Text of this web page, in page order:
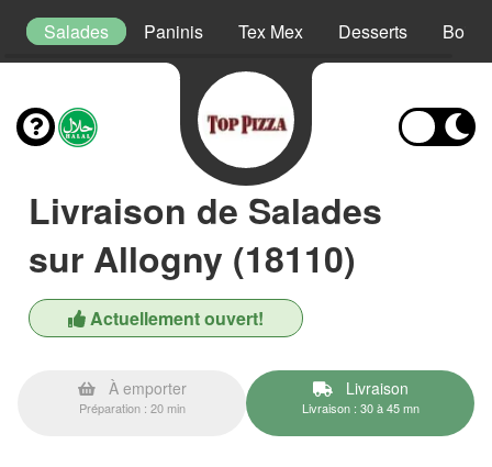
Salades Paninis Tex Mex Desserts
Livraison de Salades
sur Allogny (18110)
Actuellement ouvert!
À emporter
Préparation : 20 min
Livraison
Livraison : 30 à 45 mn